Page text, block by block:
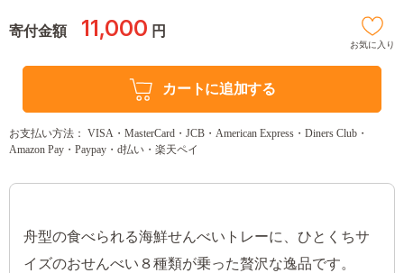
寄付金額 11,000 円
お気に入り
カートに追加する
お支払い方法： VISA・MasterCard・JCB・American Express・Diners Club・
Amazon Pay・Paypay・d払い・楽天ペイ
舟型の食べられる海鮮せんべいトレーに、ひとくちサ
イズのおせんべい８種類が乗った贅沢な逸品です。